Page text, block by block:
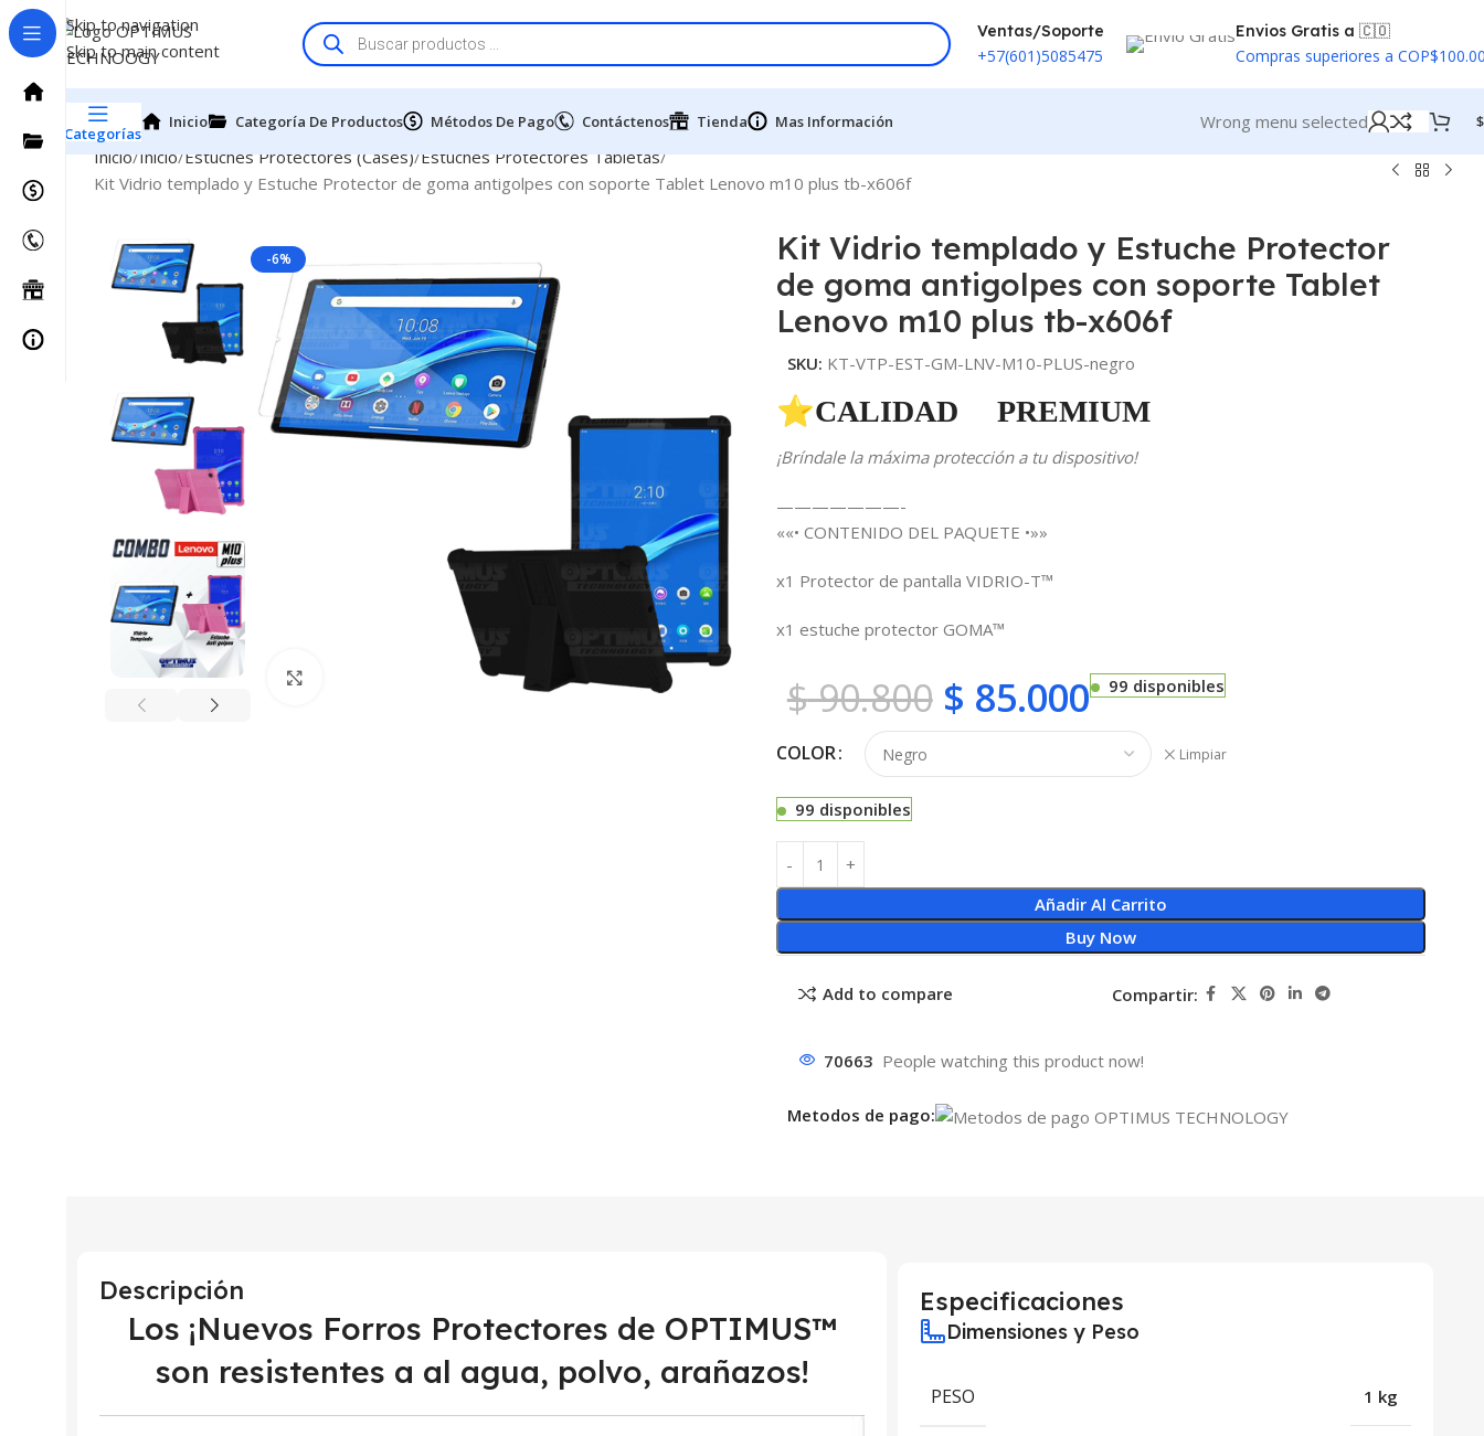
Skip to navigation
Skip to main content
Ventas/Soporte
+57(601)5085475
Envios Gratis a 🇨🇴
Compras superiores a
Categorías
Inicio Categoría De Productos Métodos De Pago Contáctenos Tienda Mas Información Wrong menu selected $
Inicio Inicio Estuches Protectores (Cases) Estuches Protectores Tabletas
Kit Vidrio templado y Estuche Protector de goma antigolpes con soporte Tablet Lenovo m10 plus tb-x606f
-6%
Kit Vidrio templado y Estuche Protector
de goma antigolpes con soporte Tablet
Lenovo m10 plus tb-x606f
SKU: KT-VTP-EST-GM-LNV-M10-PLUS-negro
⭐CALIDAD PREMIUM
¡Bríndale la máxima protección a tu dispositivo!
———————-
««• CONTENIDO DEL PAQUETE •»»
x1 Protector de pantalla VIDRIO-T™
x1 estuche protector GOMA™
$90.800 $ 85.000 99 disponibles
COLOR Limpiar
99 disponibles
Añadir Al Carrito
Buy Now
Add to compare Compartir:
70663 People watching this product now!
Metodos de pago:
Descripción
Los ¡Nuevos Forros Protectores de OPTIMUS™
son resistentes a al agua, polvo, arañazos!
Especificaciones
Dimensiones y Peso
PESO 1 kg